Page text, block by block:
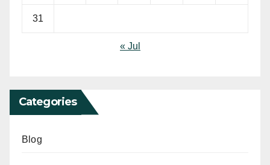
31
« Jul
Categories
Blog